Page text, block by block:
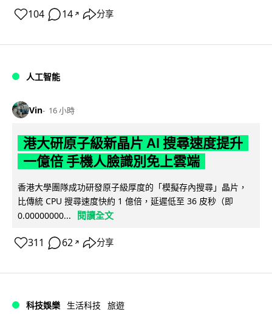
104 14 ↗ 分享
人工智能
Vin 16 小時
港大研原子級新晶片 AI 搜尋速度提升
一億倍 手機人臉識別免上雲端
香港大學團隊成功研發原子級厚度的「模擬存內搜尋」晶片，
比傳統 CPU 搜尋速度快約 1 億倍，延遲低至 36 皮秒（即
0.00000000...
閱讀全文
311 62 ↗ 分享
科技娛樂 生活科技 旅遊